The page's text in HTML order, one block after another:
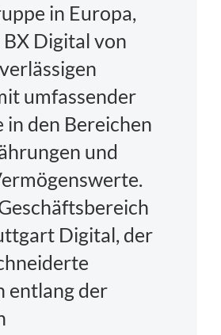
in Europa,
Digital von
umfassender
in den Bereichen
und
Digital, der
entlang der